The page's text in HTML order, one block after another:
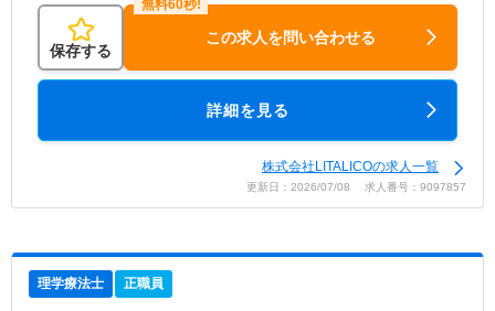
保存する
この求人を問い合わせる
詳細を見る
株式会社LITALICOの求人一覧
更新日：2026/07/08 求人番号：9097857
理学療法士 正職員